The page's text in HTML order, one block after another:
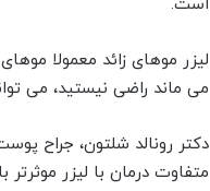
است.
می ماند راضی نیستید، می
دکتر رونالد شلتون، جراح
متفاوت درمان با لیزر